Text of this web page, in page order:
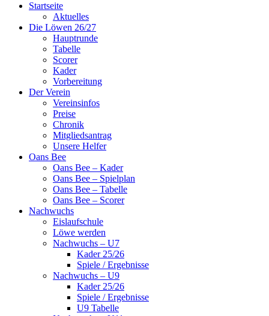
Startseite
Aktuelles
Die Löwen 26/27
Hauptrunde
Tabelle
Scorer
Kader
Vorbereitung
Der Verein
Vereinsinfos
Preise
Chronik
Mitgliedsantrag
Unsere Helfer
Oans Bee
Oans Bee – Kader
Oans Bee – Spielplan
Oans Bee – Tabelle
Oans Bee – Scorer
Nachwuchs
Eislaufschule
Löwe werden
Nachwuchs – U7
Kader 25/26
Spiele / Ergebnisse
Nachwuchs – U9
Kader 25/26
Spiele / Ergebnisse
U9 Tabelle